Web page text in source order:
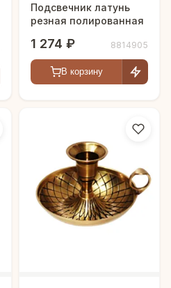
Подсвечник латунь
резная полированная
1 274 ₽ 8814905
В корзину